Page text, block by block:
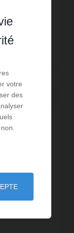
/ PAR SEMAINE
votre
des